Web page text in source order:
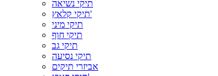
תיקי נשיאה
תיקי קלאץ'
תיקי מיני
תיקי חוף
תיקי גב
תיקי נסיעה
אביזרי תיקים